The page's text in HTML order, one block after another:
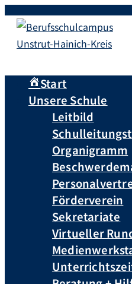
Zum
Inhalt
springen
Start
Unsere Schule
Leitbild
Organigramm
Förderverein
Sekretariate
Virtueller